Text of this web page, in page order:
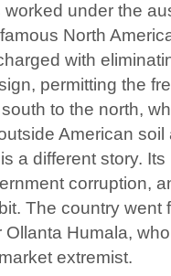
under the
North
with
permitting the
to the north,
American
a different story.
corruption,
The country went
Humala,
extremist.